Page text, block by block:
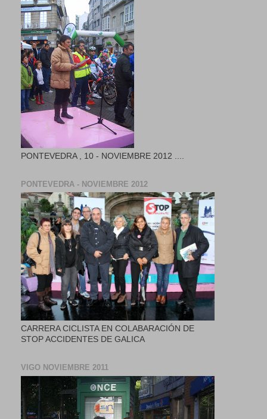
PONTEVEDRA , 10 - NOVIEMBRE 2012 ....
PONTEVEDRA - NOVIEMBRE 2012
CARRERA CICLISTA EN COLABARACIÓN DE
STOP ACCIDENTES DE GALICA
VIGO NOVIEMBRE 2011